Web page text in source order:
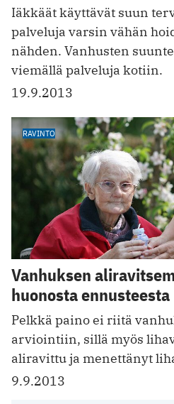
Iäkkäät käyttävät suun
palveluja varsin vähän
nähden. Vanhusten
viemällä palveluja kotiin.
19.9.2013
RAVINTO
Vanhuksen
huonosta ennusteesta
Pelkkä paino ei riitä
arviointiin, sillä myös
aliravittu ja menettänyt
9.9.2013